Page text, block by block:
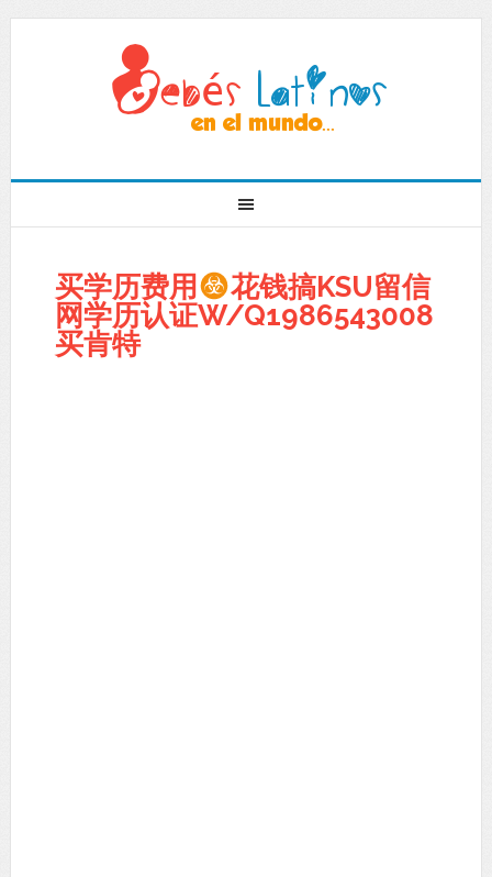
买学历费用
花钱搞KSU留信
网学历认证W/Q1986543008
买肯特